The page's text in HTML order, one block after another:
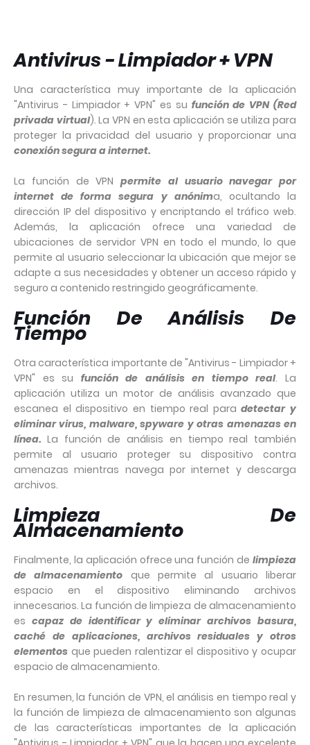
Antivirus - Limpiador + VPN
Una característica muy importante de la aplicación
"Antivirus - Limpiador + VPN" es su función de VPN (Red
privada virtual). La VPN en esta aplicación se utiliza para
proteger la privacidad del usuario y proporcionar una
conexión segura a internet.
La función de VPN permite al usuario navegar por
internet de forma segura y anónima, ocultando la
dirección IP del dispositivo y encriptando el tráfico web.
Además, la aplicación ofrece una variedad de
ubicaciones de servidor VPN en todo el mundo, lo que
permite al usuario seleccionar la ubicación que mejor se
adapte a sus necesidades y obtener un acceso rápido y
seguro a contenido restringido geográficamente.
Función De Análisis De
Tiempo
Otra característica importante de "Antivirus - Limpiador +
VPN" es su función de análisis en tiempo real. La
aplicación utiliza un motor de análisis avanzado que
escanea el dispositivo en tiempo real paradetectar y
eliminar virus, malware, spyware y otras amenazas en
línea. La función de análisis en tiempo real también
permite al usuario proteger su dispositivo contra
amenazas mientras navega por internet y descarga
archivos.
Limpieza De
Almacenamiento
Finalmente, la aplicación ofrece una función de limpieza
de almacenamiento que permite al usuario liberar
espacio en el dispositivo eliminando archivos
innecesarios. La función de limpieza de almacenamiento
es capaz de identificar y eliminar archivos basura,
caché de aplicaciones, archivos residuales y otros
elementos que pueden ralentizar el dispositivo y ocupar
espacio de almacenamiento.
En resumen, la función de VPN, el análisis en tiempo real y
la función de limpieza de almacenamiento son algunas
de las características importantes de la aplicación